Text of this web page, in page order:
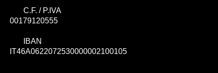
C.F. / P.IVA
00179120555
IBAN
IT46A0622072530000002100105